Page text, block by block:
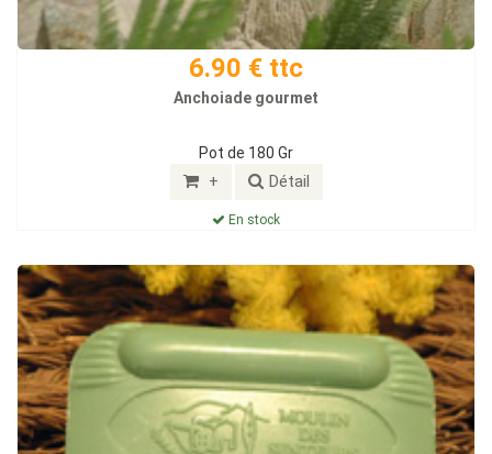
6.90 € ttc
Anchoiade gourmet
Pot de 180 Gr
+ Détail
En stock